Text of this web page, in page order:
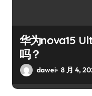
华为nova15
吗？
dawei 8 月 4,